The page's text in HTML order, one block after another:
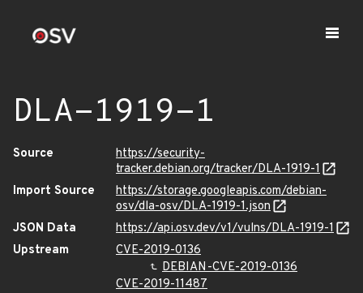
DLA-1919-1
Source
https://security-
tracker.debian.org/tracker/DLA-1919-1
Import Source
https://storage.googleapis.com/debian-
osv/dla-osv/DLA-1919-1.json
JSON Data
https://api.osv.dev/v1/vulns/DLA-1919-1
Upstream
CVE-2019-0136
DEBIAN-CVE-2019-0136
CVE-2019-11487